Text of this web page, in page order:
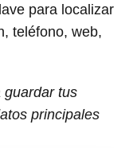
para localizar
teléfono, web,
guardar tus
principales